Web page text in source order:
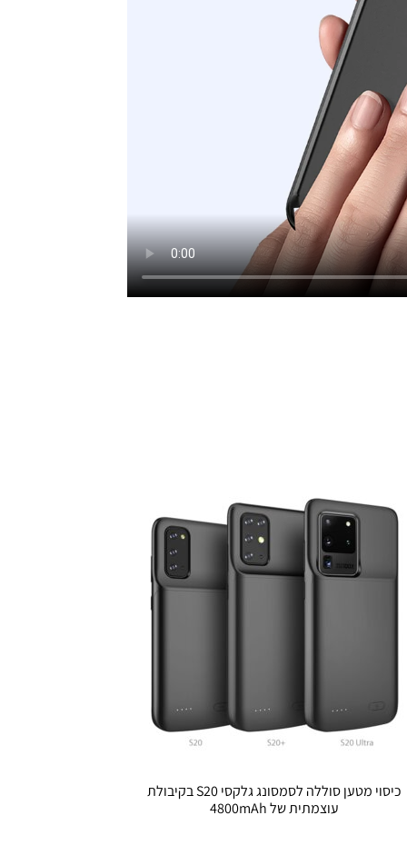
כיסוי מטען סוללה לסמסונג גלקסי S20 בקיבולת
עוצמתית של 4800mAh